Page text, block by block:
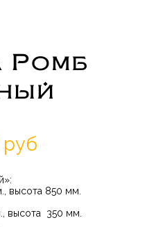
Ромб
руб
высота 850 мм.
высота 350 мм.